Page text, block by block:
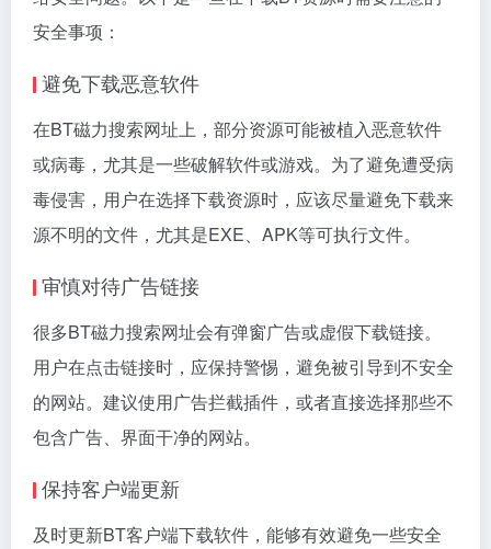
安全事项：
避免下载恶意软件
在BT磁力搜索网址上，部分资源可能被植入恶意软件
或病毒，尤其是一些破解软件或游戏。为了避免遭受病
毒侵害，用户在选择下载资源时，应该尽量避免下载来
源不明的文件，尤其是EXE、APK等可执行文件。
审慎对待广告链接
很多BT磁力搜索网址会有弹窗广告或虚假下载链接。
用户在点击链接时，应保持警惕，避免被引导到不安全
的网站。建议使用广告拦截插件，或者直接选择那些不
包含广告、界面干净的网站。
保持客户端更新
及时更新BT客户端下载软件，能够有效避免一些安全